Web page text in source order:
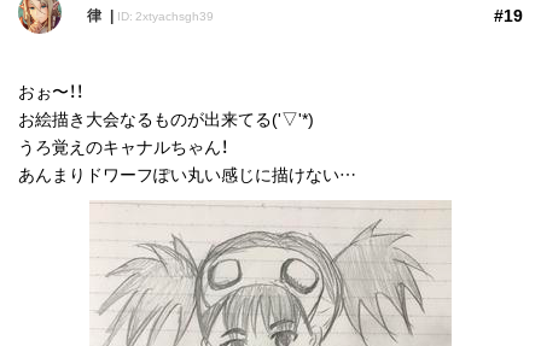
律 ID: 2xtyachsgh39 #19
おぉ〜！！
お絵描き大会なるものが出来てる('▽'*)
うろ覚えのキャナルちゃん！
あんまりドワーフぽい丸い感じに描けない…